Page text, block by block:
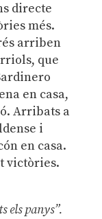
directe
més.
arriben
que
en casa,
Arribats a
i
en casa.
victòries.
els panys”.